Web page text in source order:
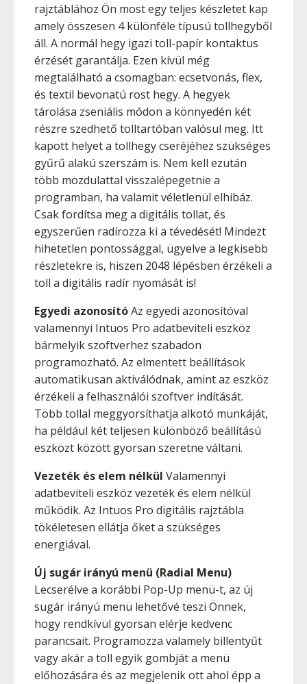
rajztáblához Ön most egy teljes készletet kap
amely összesen 4 különféle típusú tollhegyből
áll. A normál hegy igazi toll-papír kontaktus
érzését garantálja. Ezen kívül még
megtalálható a csomagban: ecsetvonás, flex,
és textil bevonatú rost hegy. A hegyek
tárolása zseniális módon a könnyedén két
részre szedhető tolltartóban valósul meg. Itt
kapott helyet a tollhegy cseréjéhez szükséges
gyűrű alakú szerszám is. Nem kell ezután
több mozdulattal visszalépegetnie a
programban, ha valamit véletlenül elhibáz.
Csak fordítsa meg a digitális tollat, és
egyszerűen radírozza ki a tévedését! Mindezt
hihetetlen pontossággal, ügyelve a legkisebb
részletekre is, hiszen 2048 lépésben érzékeli a
toll a digitális radír nyomását is!
Egyedi azonosítóAz egyedi azonosítóval
valamennyi Intuos Pro adatbeviteli eszköz
bármelyik szoftverhez szabadon
programozható. Az elmentett beállítások
automatikusan aktiválódnak, amint az eszköz
érzékeli a felhasználói szoftver indítását.
Több tollal meggyorsíthatja alkotó munkáját,
ha például két teljesen különböző beállítású
eszközt között gyorsan szeretne váltani.
Vezeték és elem nélkül Valamennyi
adatbeviteli eszköz vezeték és elem nélkül
működik. Az Intuos Pro digitális rajztábla
tökéletesen ellátja őket a szükséges
energiával.
Új sugár irányú menü (Radial Menu)
Lecserélve a korábbi Pop-Up menü-t, az új
sugár irányú menü lehetővé teszi Önnek,
hogy rendkívül gyorsan elérje kedvenc
parancsait. Programozza valamely billentyűt
vagy akár a toll egyik gombját a menü
előhozására és az megjelenik ott ahol épp a